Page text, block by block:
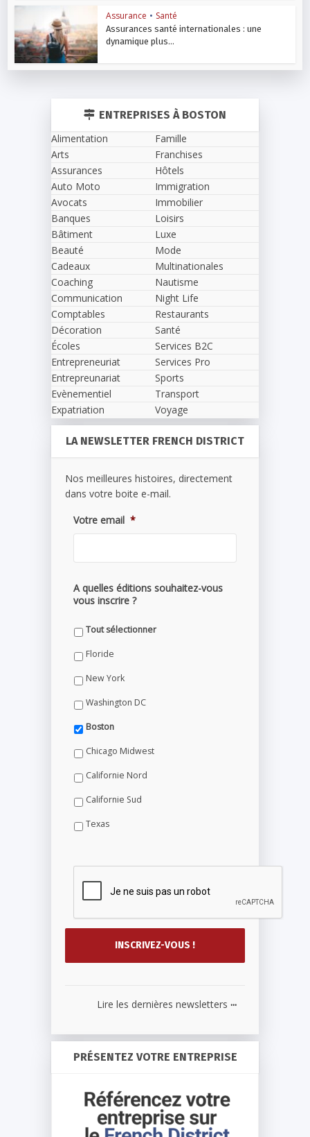
Assurance • Santé
Assurances santé internationales : une
dynamique plus...
ENTREPRISES À BOSTON
Alimentation
Arts
Assurances
Auto Moto
Avocats
Banques
Bâtiment
Beauté
Cadeaux
Coaching
Communication
Comptables
Décoration
Écoles
Entrepreneuriat
Entrepreunariat
Evènementiel
Expatriation
Famille
Franchises
Hôtels
Immigration
Immobilier
Loisirs
Luxe
Mode
Multinationales
Nautisme
Night Life
Restaurants
Santé
Services B2C
Services Pro
Sports
Transport
Voyage
LA NEWSLETTER FRENCH DISTRICT
Nos meilleures histoires, directement
dans votre boite e-mail.
Votre email *
A quelles éditions souhaitez-vous
vous inscrire ?
Tout sélectionner
Floride
New York
Washington DC
Boston
Chicago Midwest
Californie Nord
Californie Sud
Texas
Lire les dernières newsletters ...
PRÉSENTEZ VOTRE ENTREPRISE